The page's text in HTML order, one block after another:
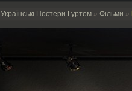
Українські Постери Гуртом » Фільми »